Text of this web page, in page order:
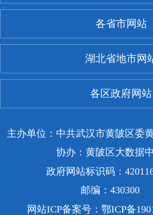
各省市网站
湖北省地市网
各区政府网站
主办单位：中共武汉市黄陂区委
协办：黄陂区大数据
政府网站标识码：
邮编：430300
网站ICP备案号：鄂ICP备